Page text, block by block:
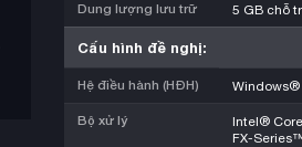
Dung lượng lưu trữ 5 GB chỗ
Cấu hình đề nghị:
Hệ điều hành (HĐH) Windows®
Bộ xử lý
Intel®
FX-